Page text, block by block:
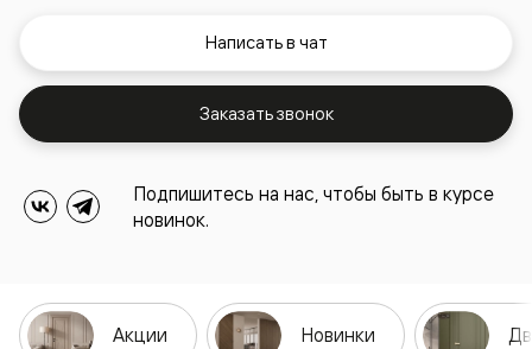
Написать в чат
Заказать звонок
Подпишитесь на нас, чтобы быть в курсе
новинок.
Акции Новинки